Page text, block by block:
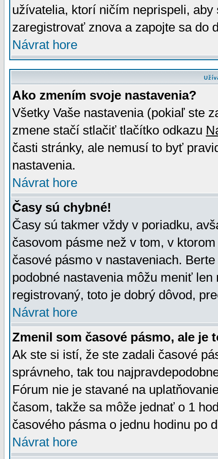
užívatelia, ktorí ničím neprispeli,
zaregistrovať znova a zapojte sa do
Návrat hore
Ako zmením svoje nastavenia?
Všetky Vaše nastavenia (pokiaľ ste
zmene stačí stlačiť tlačítko odkazu
časti stránky, ale nemusí to byť
nastavenia.
Návrat hore
Časy sú chybné!
Časy sú takmer vždy v poriadku,
časovom pásme než v tom, v
časové pásmo v nastaveniach.
podobné nastavenia môžu meniť
registrovaný, toto je dobrý dôvod,
Návrat hore
Zmenil som časové pásmo, ale je
Ak ste si istí, že ste zadali časové
správneho, tak tou
Fórum nie je stavané na
časom, takže sa môže jednať o 1
časového pásma o jednu hodinu po
Návrat hore